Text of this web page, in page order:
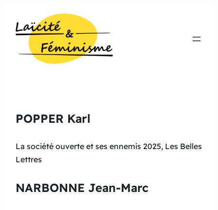
POPPER Karl
La société ouverte et ses ennemis 2025, Les Belles
Lettres
NARBONNE Jean-Marc